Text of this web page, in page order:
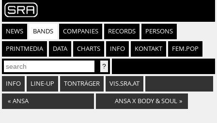
NEWS BANDS COMPANIES RECORDS PERSONS
PRINTMEDIA DATA CHARTS INFO KONTAKT FEM.POP
INFO LINE-UP TONTRÄGER VIS.SRA.AT
« ANSA ANSA X BODY & SOUL »